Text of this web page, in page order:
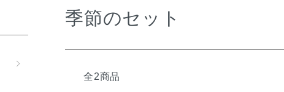
季節のセット
全2商品